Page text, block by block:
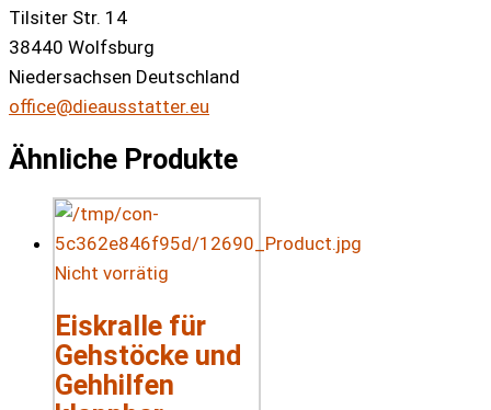
Tilsiter Str. 14
38440 Wolfsburg
Niedersachsen Deutschland
office@dieausstatter.eu
Ähnliche Produkte
Nicht vorrätig
Eiskralle für
Gehstöcke und
Gehhilfen